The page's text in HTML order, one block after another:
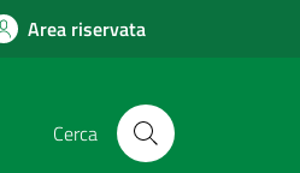
Area riservata
Cerca